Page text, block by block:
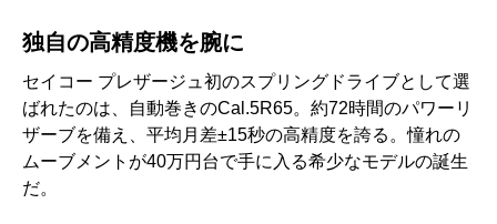
独自の高精度機を腕に
セイコー プレザージュ初のスプリングドライブとして選
ばれたのは、自動巻きのCal.5R65。約72時間のパワーリ
ザーブを備え、平均月差±15秒の高精度を誇る。憧れの
ムーブメントが40万円台で手に入る希少なモデルの誕生
だ。